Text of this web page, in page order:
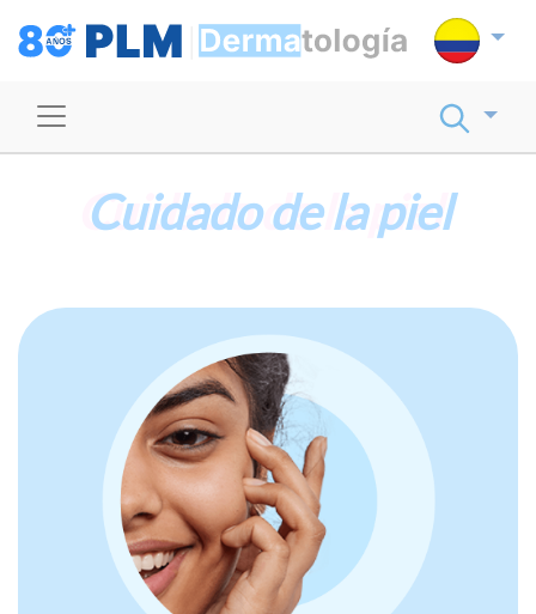
Cuidado de la piel